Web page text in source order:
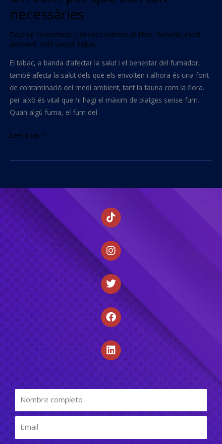
necessàries
Deja un comentario / Anexes externs al llibre, General, medi
ambient, Vida Sense Tabac
El tabac, a banda d’afectar la salut i el benestar del fumador,
també afecta la salut dels que els envolten i alhora és una font
de contaminació del medi ambient, tant la fauna com la flora.
per això és vital que hi hagi el màxim de platges sense fum.
Quan algú fuma, el fum del
Leer más »